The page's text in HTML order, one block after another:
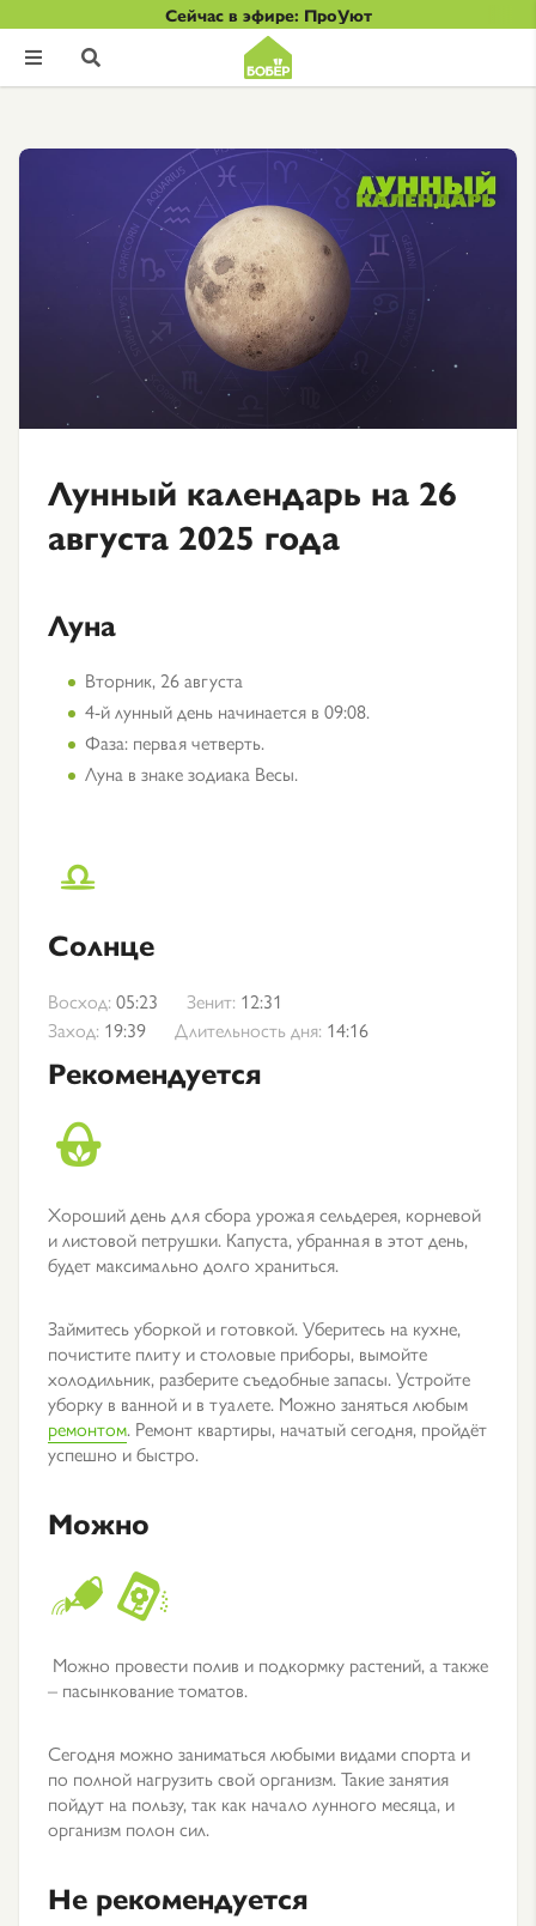
Сейчас в эфире: ПроУют
 
Лунный календарь на 26
августа 2025 года
Луна
Вторник, 26 августа
4-й лунный день начинается в 09:08.
Фаза: первая четверть.
Луна в знаке зодиака Весы.
Солнце
Восход: 05:23 Зенит: 12:31
Заход: 19:39 Длительность дня: 14:16
Рекомендуется
Хороший день для сбора урожая сельдерея, корневой
и листовой петрушки. Капуста, убранная в этот день,
будет максимально долго храниться.
Займитесь уборкой и готовкой. Уберитесь на кухне,
почистите плиту и столовые приборы, вымойте
холодильник, разберите съедобные запасы. Устройте
уборку в ванной и в туалете. Можно заняться любым
ремонтом. Ремонт квартиры, начатый сегодня, пройдёт
успешно и быстро.
Можно
Можно провести полив и подкормку растений, а также
– пасынкование томатов.
Сегодня можно заниматься любыми видами спорта и
по полной нагрузить свой организм. Такие занятия
пойдут на пользу, так как начало лунного месяца, и
организм полон сил.
Не рекомендуется